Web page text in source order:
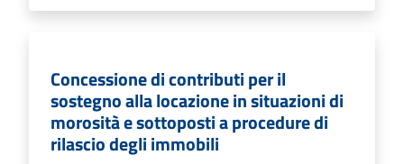
Concessione di contributi per il
sostegno alla locazione in situazioni di
morosità e sottoposti a procedure di
rilascio degli immobili